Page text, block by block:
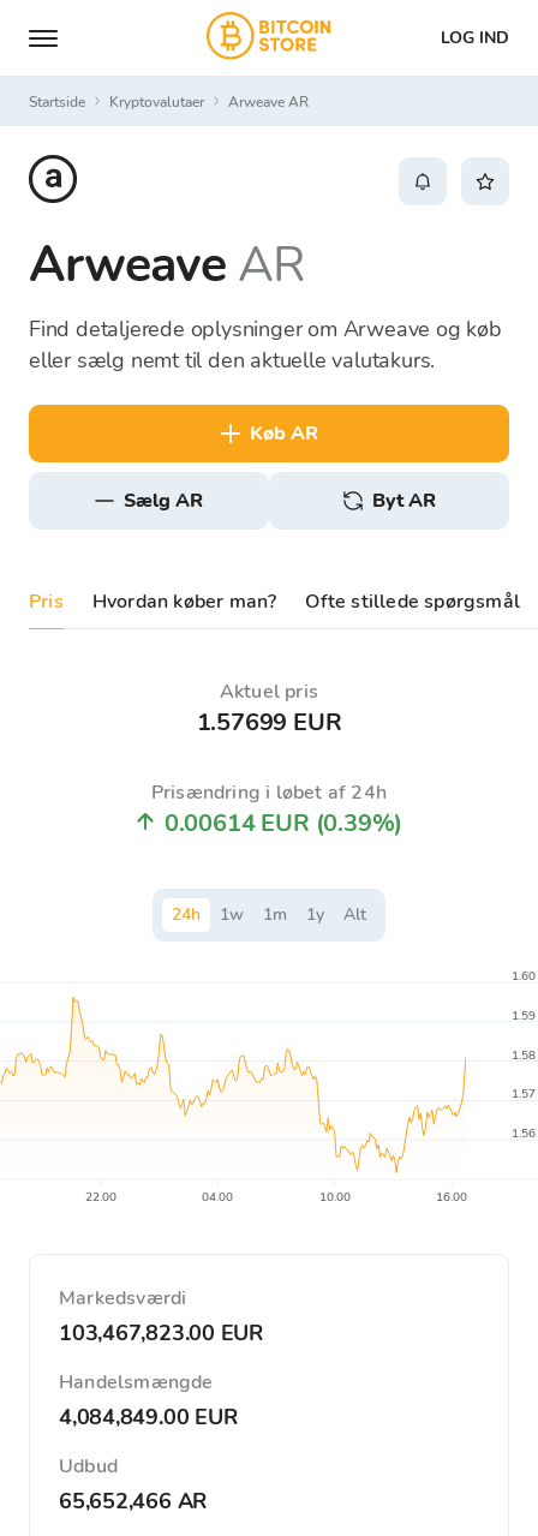
LOG IND
Startside Kryptovalutaer Arweave AR
Arweave AR
Find detaljerede oplysninger om Arweave og køb
eller sælg nemt til den aktuelle valutakurs.
køb AR
sælg AR Byt AR
Pris Hvordan køber man? Ofte stillede spørgsmål
Aktuel pris
1.57699 EUR
Prisændring i løbet af 24h
0.00614 EUR (0.39%)
24h 1w 1m 1y Alt
22.00 04.00 10.00 16.00
1.56
1.57
1.58
1.59
1.60
Markedsværdi
103,467,823.00 EUR
Handelsmængde
4,084,849.00 EUR
Udbud
65,652,466 AR